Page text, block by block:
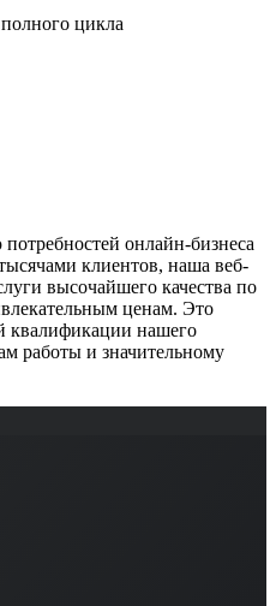
цикла
онлайн-бизнеса
клиентов, наша веб-
высочайшего качества по
ценам. Это
квалификации нашего
работы и значительному